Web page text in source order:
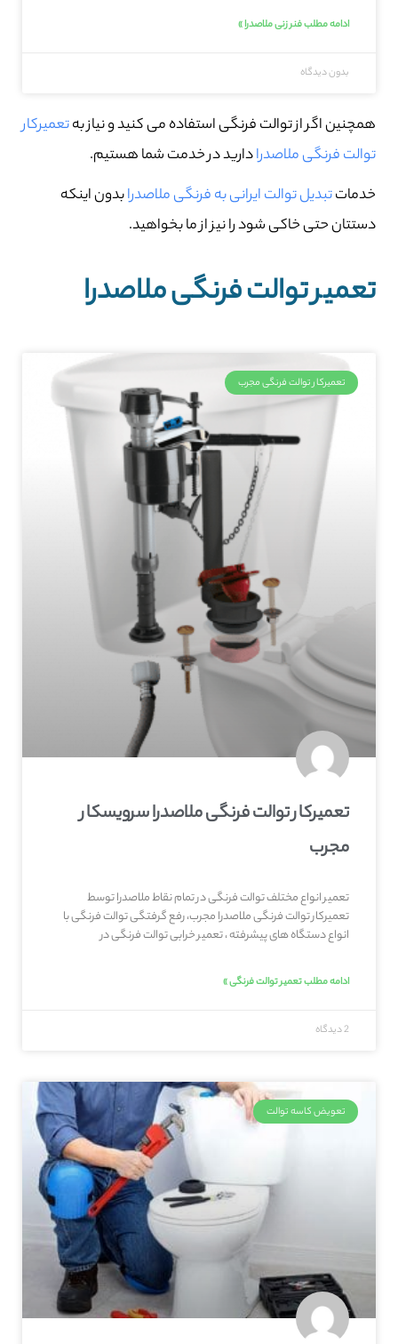
ادامه مطلب فنر زنی ملاصدرا »
بدون دیدگاه
همچنین اگر از توالت فرنگی استفاده می کنید و نیاز بهتعمیرکار
توالت فرنگی ملاصدرادارید در خدمت شما هستیم.
خدماتتبدیل توالت ایرانی به فرنگی ملاصدرابدون اینکه
دستتان حتی خاکی شود را نیز از ما بخواهید.
تعمیر توالت فرنگی ملاصدرا
تعمیرکار توالت فرنگی مجرب
تعمیرکار توالت فرنگی ملاصدرا سرویسکار
مجرب
تعمیر انواع مختلف توالت فرنگی در تمام نقاط ملاصدرا توسط
تعمیرکار توالت فرنگی ملاصدرا مجرب، رفع گرفتگی توالت فرنگی با
انواع دستگاه های پیشرفته ، تعمیر خرابی توالت فرنگی در
ادامه مطلب تعمیر توالت فرنگی »
2 دیدگاه
تعویض کاسه توالت